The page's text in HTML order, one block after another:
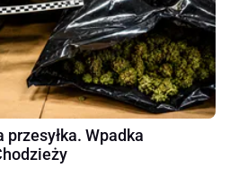
przesyłka. Wpadka